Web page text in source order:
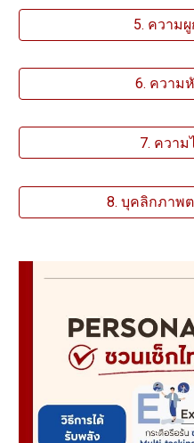
5. ความ
6. ความ
7. ความ
8. บุคลิกภาพ